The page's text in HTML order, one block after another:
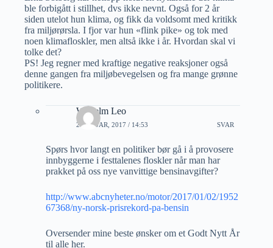
ble forbigått i stillhet, dvs ikke nevnt. Også for 2 år
siden utelot hun klima, og fikk da voldsomt med kritikk
fra miljørørsla. I fjor var hun «flink pike» og tok med
noen klimafloskler, men altså ikke i år. Hvordan skal vi
tolke det?
PS! Jeg regner med kraftige negative reaksjoner også
denne gangen fra miljøbevegelsen og fra mange grønne
politikere.
Wilhelm Leo
2 JANUAR, 2017 / 14:53 SVAR
Spørs hvor langt en politiker bør gå i å provosere
innbyggerne i festtalenes floskler når man har
prakket på oss nye vanvittige bensinavgifter?
http://www.abcnyheter.no/motor/2017/01/02/1952
67368/ny-norsk-prisrekord-pa-bensin
Oversender mine beste ønsker om et Godt Nytt År
til alle her.